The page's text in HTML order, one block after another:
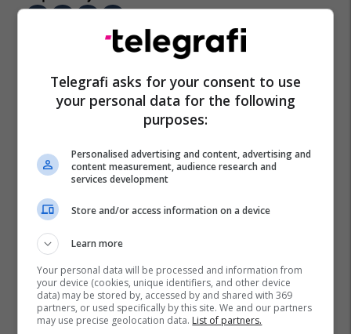
Telegrafi asks for your consent to use
your personal data for the following
purposes:
Personalised advertising and content, advertising and
content measurement, audience research and
services development
Store and/or access information on a device
Learn more
Your personal data will be processed and information from
your device (cookies, unique identifiers, and other device
data) may be stored by, accessed by and shared with 369
partners, or used specifically by this site. We and our partners
may use precise geolocation data. List of partners.